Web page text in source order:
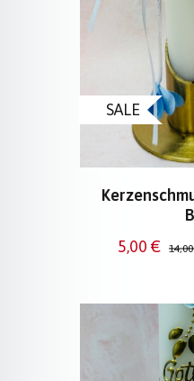
SALE
5,00 €